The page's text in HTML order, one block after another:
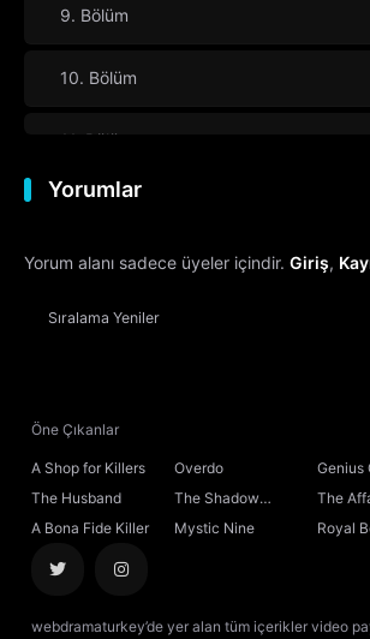
9. Bölüm
10. Bölüm
11. Bölüm
12. Bölüm
13. Bölüm
14. Bölüm
18. Bölüm
Yorumlar
Yorum alanı sadece üyeler içindir. Giriş,
Sıralama Yeniler
Öne Çıkanlar
A Shop for Killers Overdo
Genius
The Husband
The Shadow
Sovereign
The
the
A Bona Fide Killer Mystic Nine Royal
webdramaturkey’de yer alan tüm içerikler video